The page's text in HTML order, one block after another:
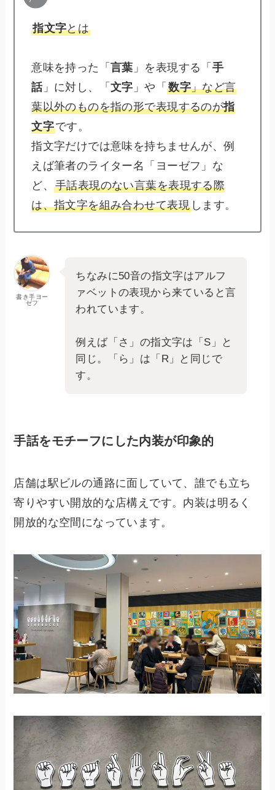
指文字とは
意味を持った「言葉 」を表現する「 手
話」に対し、「文字 」や「数字」など言
葉以外のものを指の形で表現するのが指
文字です。
指文字だけでは意味を持ちませんが、例
えば筆者のライター名「ヨーゼフ」な
ど、手話表現のない言葉を表現する際
は、指文字を組み合わせて表現します。
書き手ヨー
ゼフ
ちなみに50音の指文字はアルフ
ァベットの表現から来ていると言
われています。
例えば「さ」の指文字は「S」と
同じ。「ら」は「R」と同じで
す。
手話をモチーフにした内装が印象的
店舗は駅ビルの通路に面していて、誰でも立ち
寄りやすい開放的な店構えです。内装は明るく
開放的な空間になっています。